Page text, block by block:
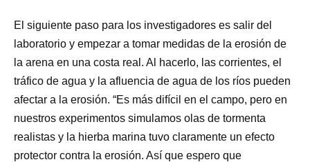
El siguiente paso para los investigadores es salir del
laboratorio y empezar a tomar medidas de la erosión de
la arena en una costa real. Al hacerlo, las corrientes, el
tráfico de agua y la afluencia de agua de los ríos pueden
afectar a la erosión. “Es más difícil en el campo, pero en
nuestros experimentos simulamos olas de tormenta
realistas y la hierba marina tuvo claramente un efecto
protector contra la erosión. Así que espero que